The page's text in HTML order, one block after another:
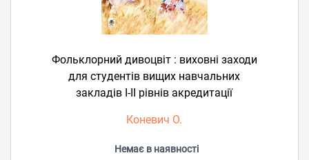
Фольклорний дивоцвіт : виховні заходи
для студентів вищих навчальних
закладів І-ІІ рівнів акредитації
Коневич О.
Немає в наявності